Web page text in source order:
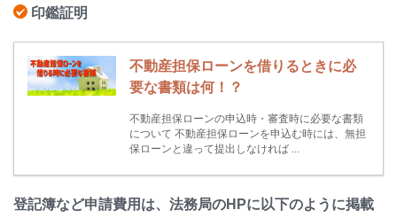
印鑑証明
不動産担保ローンを借りるときに必
要な書類は何！？
不動産担保ローンの申込時・審査時に必要な書類
について 不動産担保ローンを申込む時には、無担
保ローンと違って提出しなければ ...
登記簿など申請費用は、法務局のHPに以下のように掲載